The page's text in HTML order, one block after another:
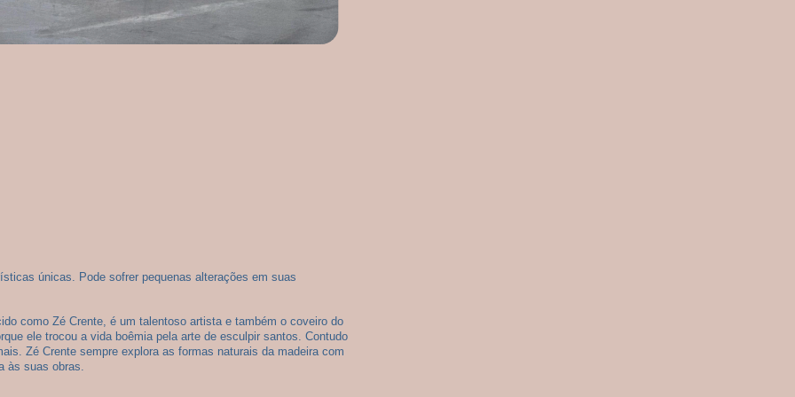
únicas. Pode sofrer pequenas alterações em suas
como Zé Crente, é um talentoso artista e também o coveiro do
ele trocou a vida boêmia pela arte de esculpir santos. Contudo
Zé Crente sempre explora as formas naturais da madeira com
às suas obras.